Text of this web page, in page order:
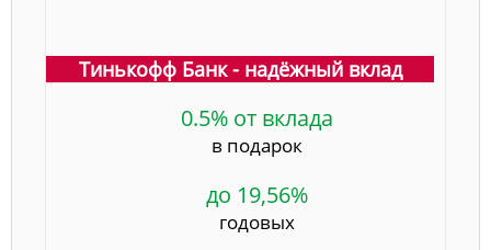
Тинькофф Банк - надёжный вклад
0.5% от вклада
в подарок
до 19,56%
годовых